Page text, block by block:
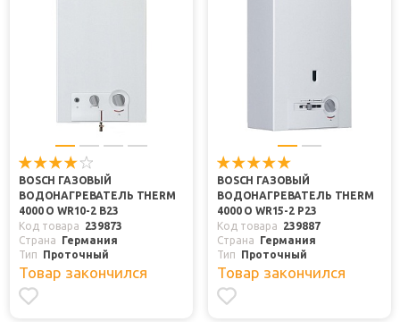
BOSCH ГАЗОВЫЙ
ВОДОНАГРЕВАТЕЛЬ THERM
4000 O WR10-2 B23
Код товара
239873
Страна
Германия
Тип
Проточный
Товар закончился
BOSCH ГАЗОВЫЙ
ВОДОНАГРЕВАТЕЛЬ THERM
4000 O WR15-2 P23
Код товара
239887
Страна
Германия
Тип
Проточный
Товар закончился